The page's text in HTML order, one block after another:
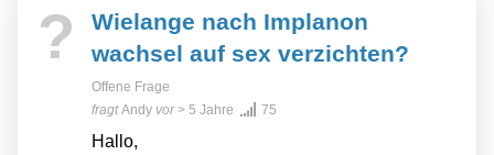
?
Wielange nach Implanon
wachsel auf sex verzichten?
Offene Frage
fragtAndy vor> 5 Jahre 75
Hallo,